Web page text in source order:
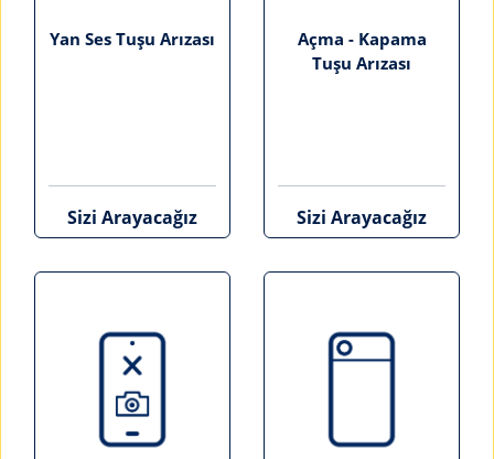
Yan Ses Tuşu Arızası
Sizi Arayacağız
Açma - Kapama
Tuşu Arızası
Sizi Arayacağız